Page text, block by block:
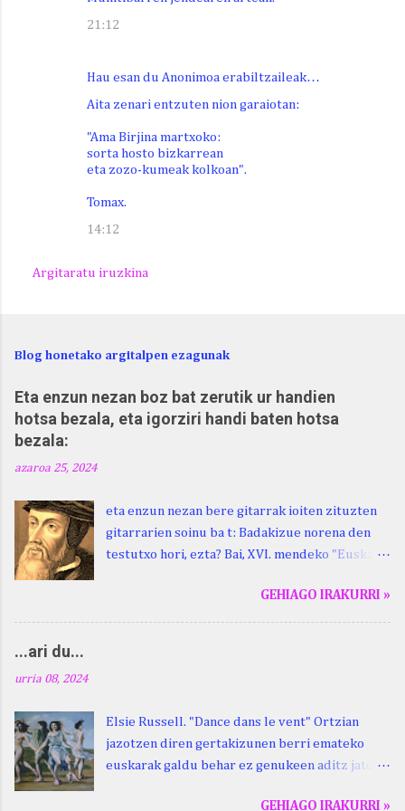
21:12
Hau esan du Anonimoa erabiltzaileak…
Aita zenari entzuten nion garaiotan:
"Ama Birjina martxoko:
sorta hosto bizkarrean
eta zozo-kumeak kolkoan".
Tomax.
14:12
Argitaratu iruzkina
Blog honetako argitalpen ezagunak
Eta enzun nezan boz bat zerutik ur handien
hotsa bezala, eta igorziri handi baten hotsa
bezala:
azaroa 25, 2024
eta enzun nezan bere gitarrak ioiten zituzten
gitarrarien soinu ba t: Badakizue norena den
testutxo hori, ezta? Bai, XVI. mendeko "Euskara
justuri...) hitza berari ikasi genion aspaldixe.
Kontua da, beraren sorterrian, Beskoizen,
egun" izeneko omenaldia antolatu dute. Hauxe
duzue Kristinari Henri Duhauk "igortziritako"
programa: - 15.00 Ongi etorria (herriko
GEHIAGO IRAKURRI »
...ari du...
urria 08, 2024
Elsie Russell. "Dance dans le vent" Ortzian
jazotzen diren gertakizunen berri emateko
euskarak galdu behar ez genukeen aditz jator
bizkaieraz izan ezik: ari du . Euskalkien arabera
GEHIAGO IRAKURRI »